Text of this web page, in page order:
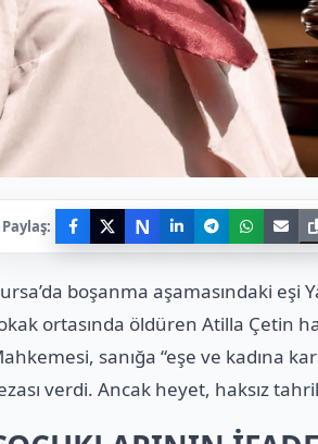
Paylaş: N
boşanma aşamasındaki eşi
ortasında öldüren Atilla Çetin
sanığa “eşe ve kadına
verdi. Ancak heyet, haksız